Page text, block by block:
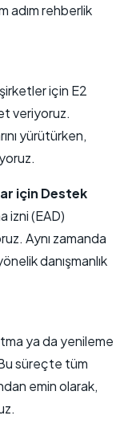
adım rehberlik
için E2
veriyoruz.
yürütürken,
için Destek
izni (EAD)
Aynı zamanda
danışmanlık
ya da yenileme
süreçte tüm
emin olarak,